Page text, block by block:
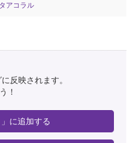
アコラル
反映されます。
！
」に追加する